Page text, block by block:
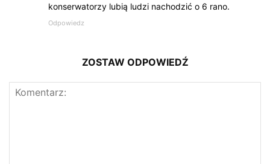
konserwatorzy lubią ludzi nachodzić o 6 rano.
Odpowiedz
ZOSTAW ODPOWIEDŹ